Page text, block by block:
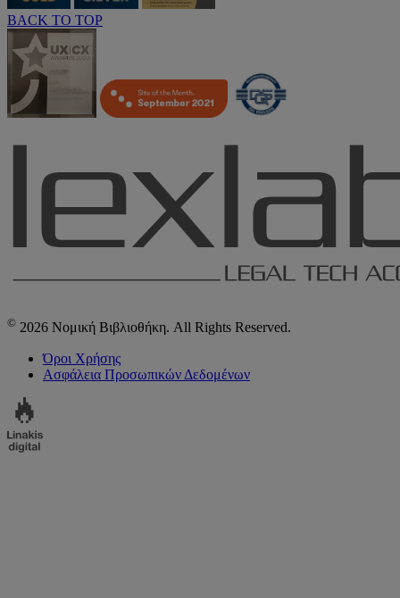
BACK TO TOP
© 2026 Νομική Βιβλιοθήκη. All Rights Reserved.
Όροι Χρήσης
Ασφάλεια Προσωπικών Δεδομένων